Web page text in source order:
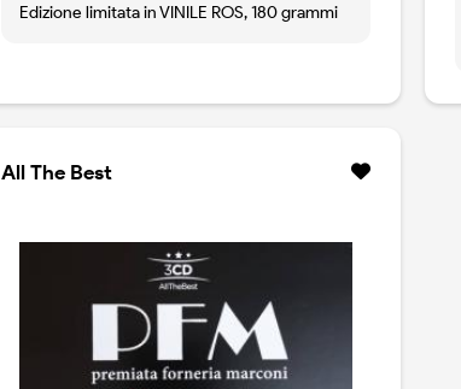
Edizione limitata in VINILE ROS, 180 grammi
All The Best